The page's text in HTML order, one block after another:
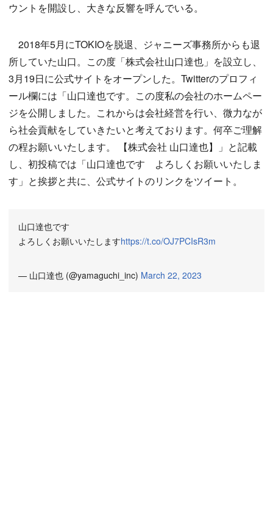
ウントを開設し、大きな反響を呼んでいる。
2018年5月にTOKIOを脱退、ジャニーズ事務所からも退
所していた山口。この度「株式会社山口達也」を設立し、
3月19日に公式サイトをオープンした。Twitterのプロフィ
ール欄には「山口達也です。この度私の会社のホームペー
ジを公開しました。これからは会社経営を行い、微力なが
ら社会貢献をしていきたいと考えております。何卒ご理解
の程お願いいたします。 【株式会社 山口達也】」と記載
し、初投稿では「山口達也です よろしくお願いいたしま
す」と挨拶と共に、公式サイトのリンクをツイート。
山口達也です
よろしくお願いいたしますhttps://t.co/OJ7PCIsR3m
— 山口達也 (@yamaguchi_inc) March 22, 2023